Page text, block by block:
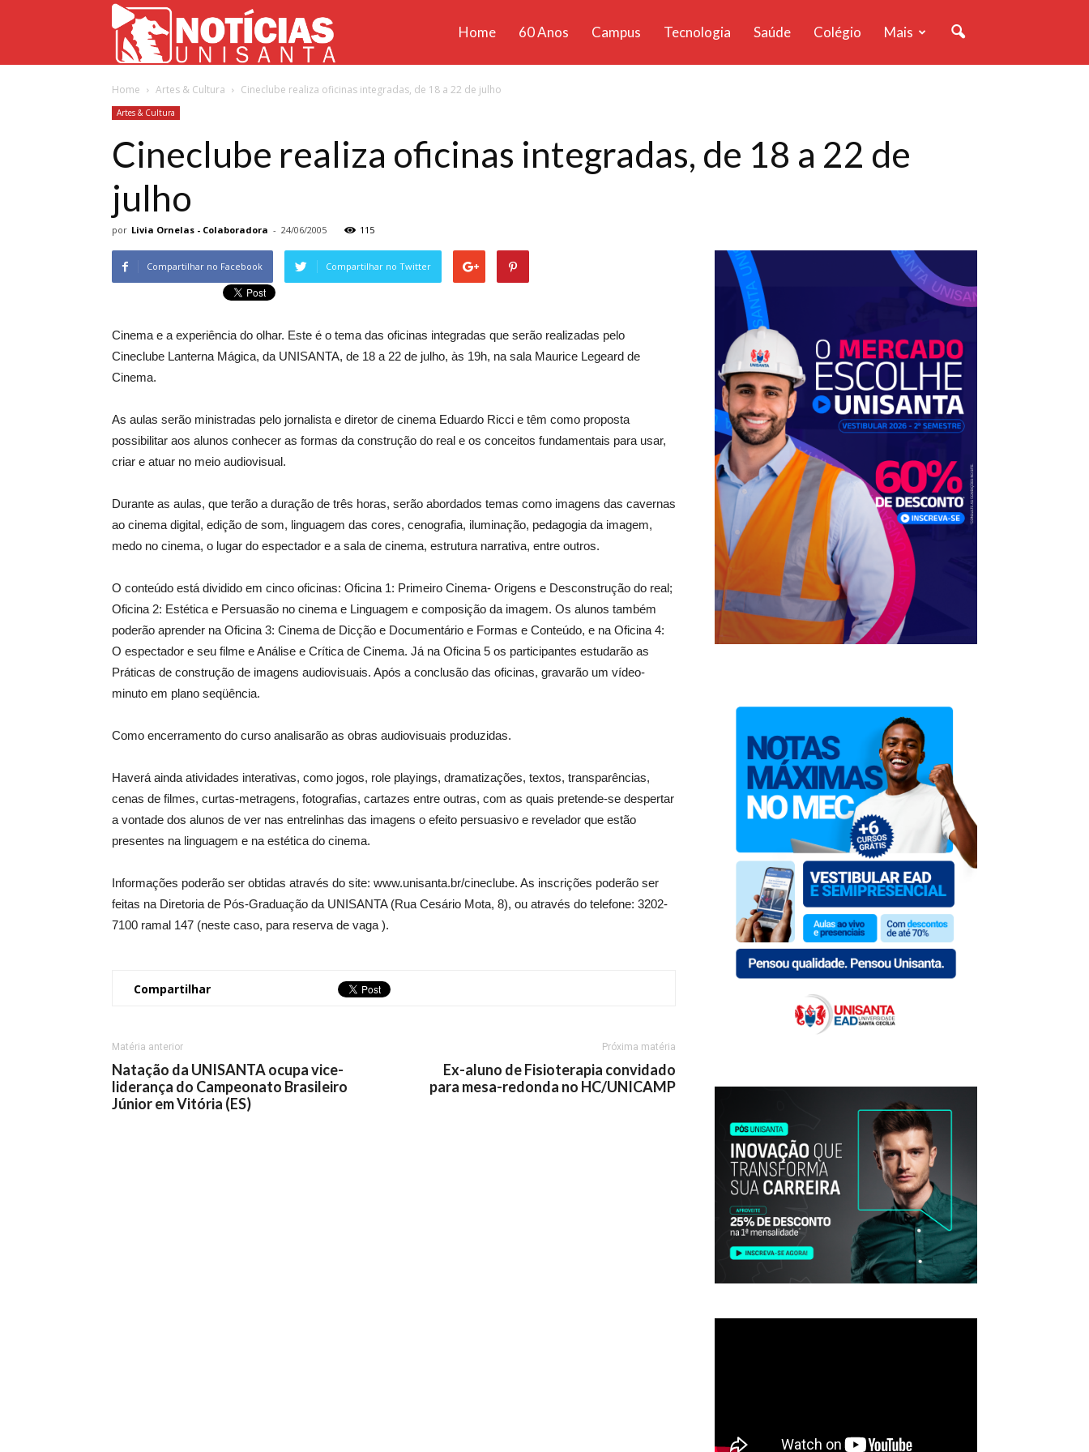
Unisanta
Home 60 Anos Campus Tecnologia Saúde Colégio Mais
Home Artes & Cultura Cineclube realiza oficinas integradas, de 18 a 22 de julho
Artes & Cultura
Cineclube realiza oficinas integradas, de 18 a 22 de
julho
por Livia Ornelas - Colaboradora - 24/06/2005 115
Compartilhar no Facebook Compartilhar no Twitter
Cinema e a experiência do olhar. Este é o tema das oficinas integradas que serão realizadas pelo
Cineclube Lanterna Mágica, da UNISANTA, de 18 a 22 de julho, às 19h, na sala Maurice Legeard de
Cinema.
As aulas serão ministradas pelo jornalista e diretor de cinema Eduardo Ricci e têm como proposta
possibilitar aos alunos conhecer as formas da construção do real e os conceitos fundamentais para usar,
criar e atuar no meio audiovisual.
Durante as aulas, que terão a duração de três horas, serão abordados temas como imagens das cavernas
ao cinema digital, edição de som, linguagem das cores, cenografia, iluminação, pedagogia da imagem,
medo no cinema, o lugar do espectador e a sala de cinema, estrutura narrativa, entre outros.
O conteúdo está dividido em cinco oficinas: Oficina 1: Primeiro Cinema- Origens e Desconstrução do real;
Oficina 2: Estética e Persuasão no cinema e Linguagem e composição da imagem. Os alunos também
poderão aprender na Oficina 3: Cinema de Dicção e Documentário e Formas e Conteúdo, e na Oficina 4:
O espectador e seu filme e Análise e Crítica de Cinema. Já na Oficina 5 os participantes estudarão as
Práticas de construção de imagens audiovisuais. Após a conclusão das oficinas, gravarão um vídeo-
minuto em plano seqüência.
Como encerramento do curso analisarão as obras audiovisuais produzidas.
Haverá ainda atividades interativas, como jogos, role playings, dramatizações, textos, transparências,
cenas de filmes, curtas-metragens, fotografias, cartazes entre outras, com as quais pretende-se despertar
a vontade dos alunos de ver nas entrelinhas das imagens o efeito persuasivo e revelador que estão
presentes na linguagem e na estética do cinema.
Informações poderão ser obtidas através do site: www.unisanta.br/cineclube. As inscrições poderão ser
feitas na Diretoria de Pós-Graduação da UNISANTA (Rua Cesário Mota, 8), ou através do telefone: 3202-
7100 ramal 147 (neste caso, para reserva de vaga ).
Compartilhar
Matéria anterior
Natação da UNISANTA ocupa vice-
liderança do Campeonato Brasileiro
Júnior em Vitória (ES)
Próxima matéria
Ex-aluno de Fisioterapia convidado
para mesa-redonda no HC/UNICAMP